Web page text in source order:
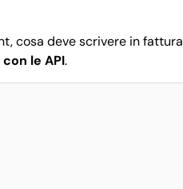
cosa deve scrivere in
le API.